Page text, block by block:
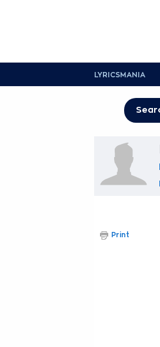
LYRICSMANIA
Print